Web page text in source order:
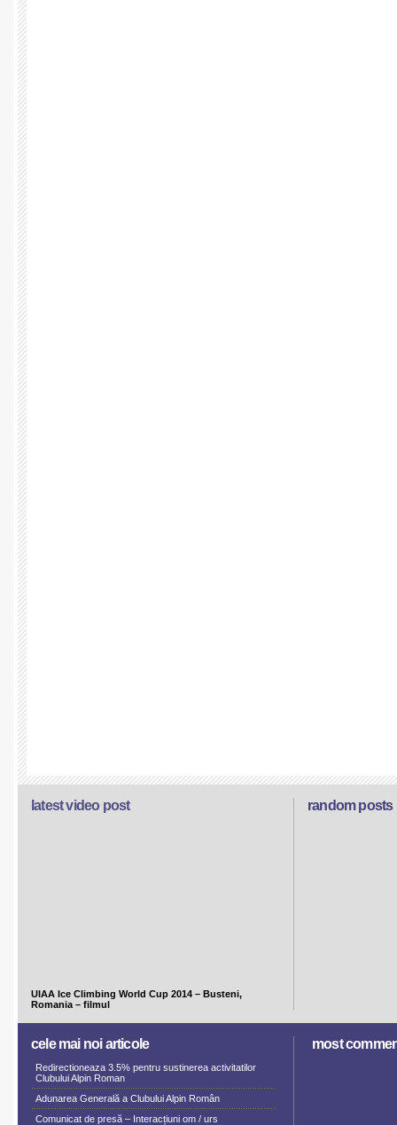
random posts
latest video post
UIAA Ice Climbing World Cup 2014 – Busteni,
Romania – filmul
cele mai noi articole
Redirectioneaza 3.5% pentru sustinerea activitatilor
Clubului Alpin Roman
Adunarea Generală a Clubului Alpin Român
Comunicat de presă – Interacțiuni om / urs
most